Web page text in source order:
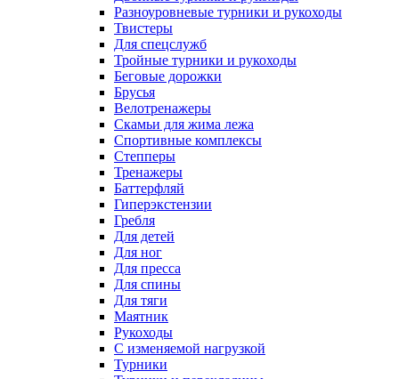
Разноуровневые турники и рукоходы
Твистеры
Для спецслужб
Тройные турники и рукоходы
Беговые дорожки
Брусья
Велотренажеры
Скамьи для жима лежа
Спортивные комплексы
Степперы
Тренажеры
Баттерфляй
Гиперэкстензии
Гребля
Для детей
Для ног
Для пресса
Для спины
Для тяги
Маятник
Рукоходы
С изменяемой нагрузкой
Турники